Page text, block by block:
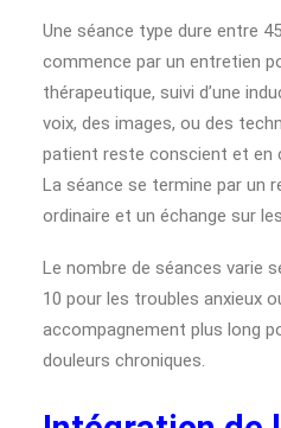
Une séance type dure entre
commence par un entretien
thérapeutique, suivi d’une
voix, des images, ou des
patient reste conscient et
La séance se termine par un
ordinaire et un échange sur
Le nombre de séances varie
10 pour les troubles anxieux
accompagnement plus long
douleurs chroniques.